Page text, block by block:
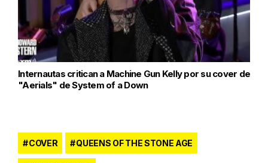
Internautas critican a Machine Gun Kelly por su cover de
"Aerials" de System of a Down
COVER QUEENS OF THE STONE AGE